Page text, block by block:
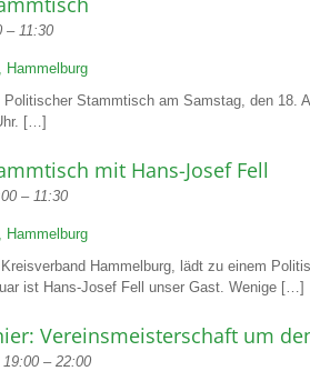
– 11:30
Hammelburg
Stammtisch am Samstag, den 18.
[…]
mit Hans-Josef Fell
– 11:30
Hammelburg
Kreisverband Hammelburg, lädt zu einem
ist Hans-Josef Fell unser Gast. Wenige […]
Vereinsmeisterschaft um
– 22:00